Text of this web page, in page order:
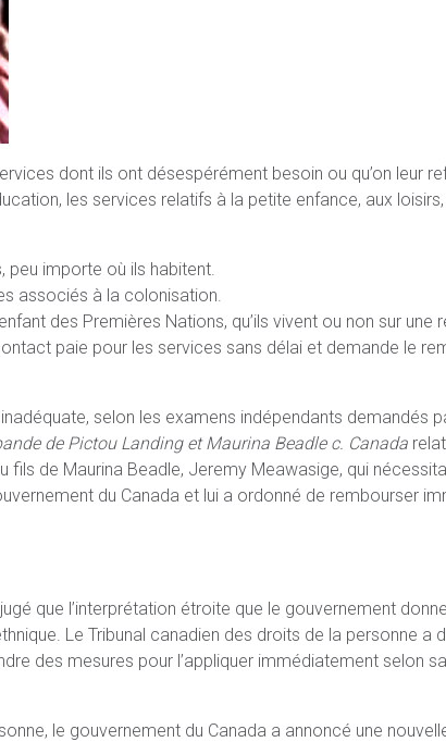
dont ils ont désespérément besoin ou qu’on leur
les services relatifs à la petite enfance, aux
peu importe où ils habitent.
associés à la colonisation.
des Premières Nations, qu’ils vivent ou non sur une
paie pour les services sans délai et demande le
selon les examens indépendants demandés
de Pictou Landing et Maurina Beadle c. Canada
de Maurina Beadle, Jeremy Meawasige, qui
du Canada et lui a ordonné de rembourser
que l’interprétation étroite que le gouvernement
Le Tribunal canadien des droits de la personne a
des mesures pour l’appliquer immédiatement selon
le gouvernement du Canada a annoncé une